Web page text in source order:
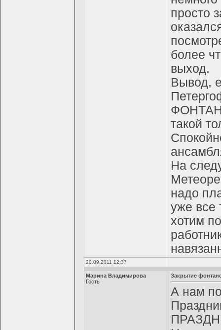
просто
более
выход.
Вывод,
такой
На
надо
уже все
хотим
20.09.2011 12:37
Марина Владимирова
Гость
Закрытие
А нам